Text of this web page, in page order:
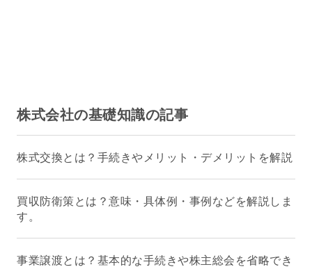
株式会社の基礎知識の記事
株式交換とは？手続きやメリット・デメリットを解説
買収防衛策とは？意味・具体例・事例などを解説しま
す。
事業譲渡とは？基本的な手続きや株主総会を省略でき